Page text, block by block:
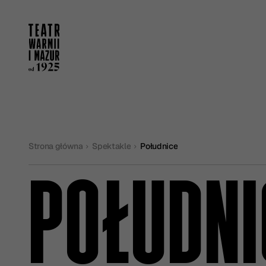
Strona główna Spektakle Południce